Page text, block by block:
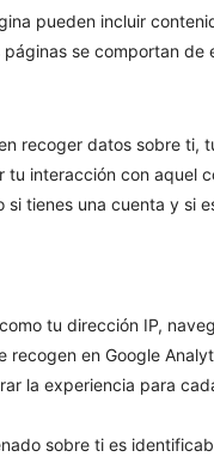
pueden incluir
se comportan de
recoger datos sobre ti,
tu interacción con aquel
si tienes una cuenta y si
tu dirección IP,
recogen en Google
la experiencia para
sobre ti es